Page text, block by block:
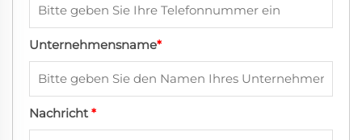
Unternehmensname*
Nachricht *